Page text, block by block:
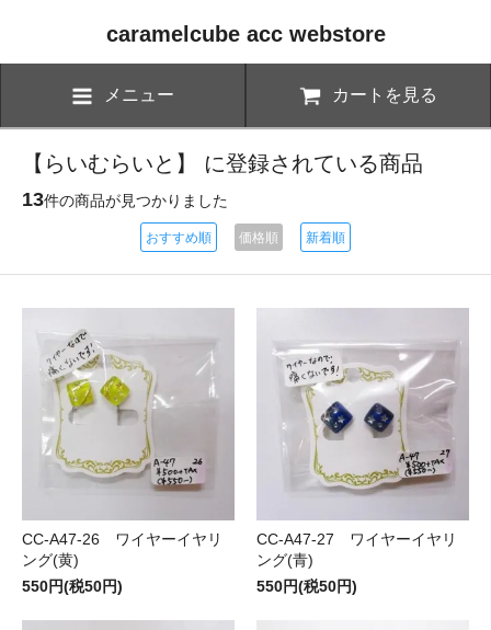
caramelcube acc webstore
メニュー カートを見る
【らいむらいと】 に登録されている商品
13件の商品が見つかりました
おすすめ順 価格順 新着順
CC-A47-26 ワイヤーイヤリ
ング(黄)
550円(税50円)
CC-A47-27 ワイヤーイヤリ
ング(青)
550円(税50円)